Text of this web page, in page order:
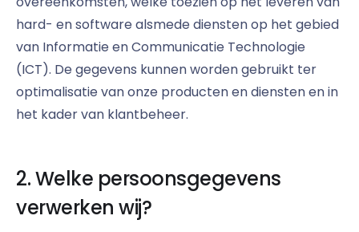
hard- en software alsmede diensten op het gebied
van Informatie en Communicatie Technologie
(ICT). De gegevens kunnen worden gebruikt ter
optimalisatie van onze producten en diensten en in
het kader van klantbeheer.
2. Welke persoonsgegevens
verwerken wij?